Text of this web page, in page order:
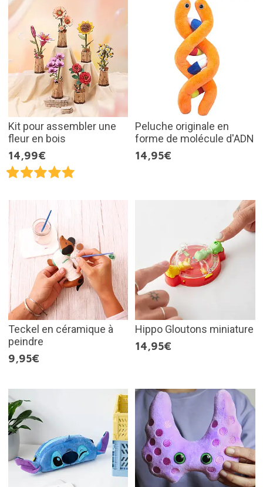
Kit pour assembler une
fleur en bois
14,99€
Peluche originale en
forme de molécule d'ADN
14,95€
Teckel en céramique à
peindre
9,95€
Hippo Gloutons miniature
14,95€